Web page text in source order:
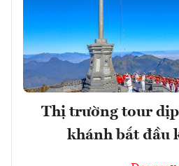
Thị trường tour
khánh bắt đầu